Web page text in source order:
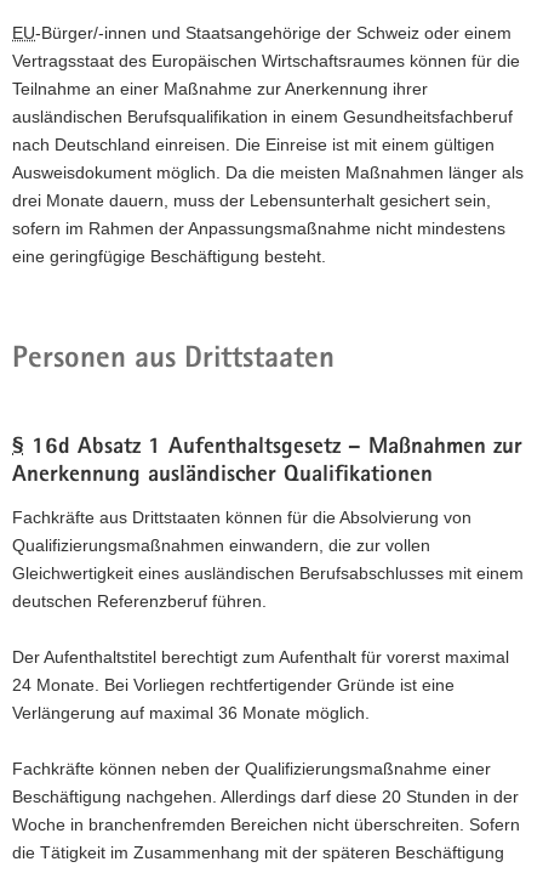
EU-Bürger/-innen und Staatsangehörige der Schweiz oder einem
Vertragsstaat des Europäischen Wirtschaftsraumes können für die
Teilnahme an einer Maßnahme zur Anerkennung ihrer
ausländischen Berufsqualifikation in einem Gesundheitsfachberuf
nach Deutschland einreisen. Die Einreise ist mit einem gültigen
Ausweisdokument möglich. Da die meisten Maßnahmen länger als
drei Monate dauern, muss der Lebensunterhalt gesichert sein,
sofern im Rahmen der Anpassungsmaßnahme nicht mindestens
eine geringfügige Beschäftigung besteht.
Personen aus Drittstaaten
§ 16d Absatz 1 Aufenthaltsgesetz – Maßnahmen zur
Anerkennung ausländischer Qualifikationen
Fachkräfte aus Drittstaaten können für die Absolvierung von
Qualifizierungsmaßnahmen einwandern, die zur vollen
Gleichwertigkeit eines ausländischen Berufsabschlusses mit einem
deutschen Referenzberuf führen.
Der Aufenthaltstitel berechtigt zum Aufenthalt für vorerst maximal
24 Monate. Bei Vorliegen rechtfertigender Gründe ist eine
Verlängerung auf maximal 36 Monate möglich.
Fachkräfte können neben der Qualifizierungsmaßnahme einer
Beschäftigung nachgehen. Allerdings darf diese 20 Stunden in der
Woche in branchenfremden Bereichen nicht überschreiten. Sofern
die Tätigkeit im Zusammenhang mit der späteren Beschäftigung